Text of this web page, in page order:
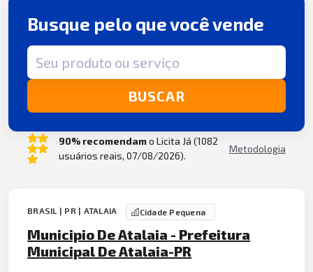
Busque pelo que você vende
Termo de busca
BUSCAR
90% recomendamo Licita Já (1082
usuários reais, 07/08/2026).
Metodologia
BRASIL | PR | ATALAIA Cidade Pequena
Municipio De Atalaia - Prefeitura
Municipal De Atalaia-PR